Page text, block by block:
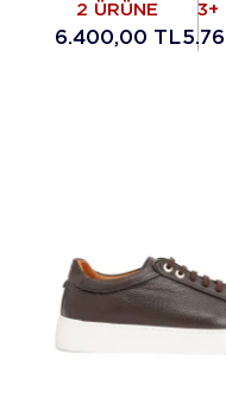
2 ÜRÜNE
6.400,00 TL
3+